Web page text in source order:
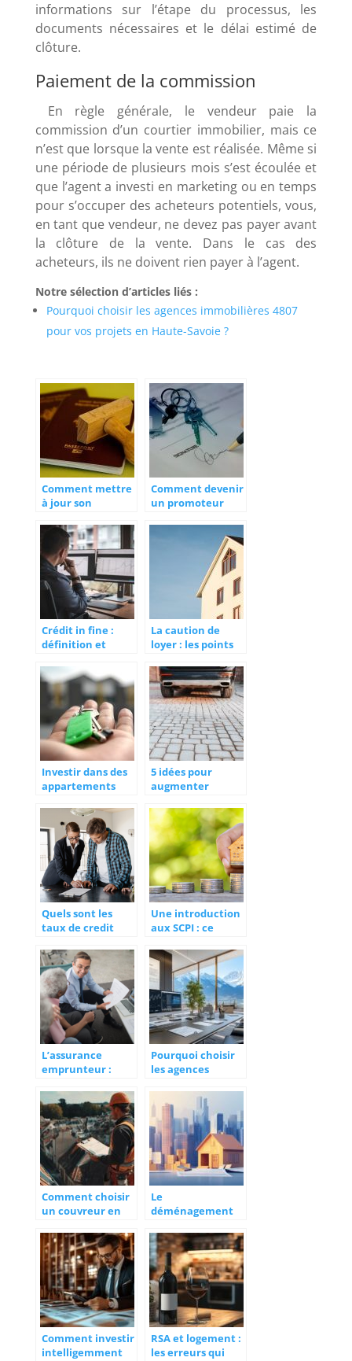
informations sur l’étape du processus, les
documents nécessaires et le délai estimé de
clôture.
Paiement de la commission
En règle générale, le vendeur paie la
commission d’un courtier immobilier, mais ce
n’est que lorsque la vente est réalisée. Même si
une période de plusieurs mois s’est écoulée et
que l’agent a investi en marketing ou en temps
pour s’occuper des acheteurs potentiels, vous,
en tant que vendeur, ne devez pas payer avant
la clôture de la vente. Dans le cas des
acheteurs, ils ne doivent rien payer à l’agent.
Notre sélection d’articles liés :
Pourquoi choisir les agences immobilières 4807
pour vos projets en Haute-Savoie ?
Comment mettre
à jour son
Comment devenir
un promoteur
Crédit in fine :
définition et
La caution de
loyer : les points
Investir dans des
appartements
cela vaut-il la
peine ?
5 idées pour
augmenter
stationnement
dans votre jardin
Quels sont les
taux de credit
caisse d’epargne ?
Une introduction
aux SCPI : ce
comment elles
fonctionnent
L’assurance
emprunteur :
devez savoir sur le
sujet ?
Pourquoi choisir
les agences
pour vos projets
en Haute-Savoie ?
Comment choisir
un couvreur en
pour vos travaux
de toiture ?
Le
déménagement
d’habitation : Les
erreurs à éviter
lors de votre
changement
d’adresse
Comment investir
intelligemment
RSA et logement :
les erreurs qui